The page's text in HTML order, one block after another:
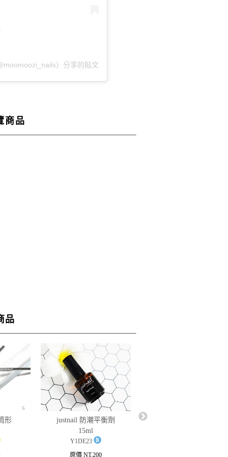
）分享的貼文
商品
品
形
justnail 防潮平衡劑
15ml
Y1DE23
原價 NT.200